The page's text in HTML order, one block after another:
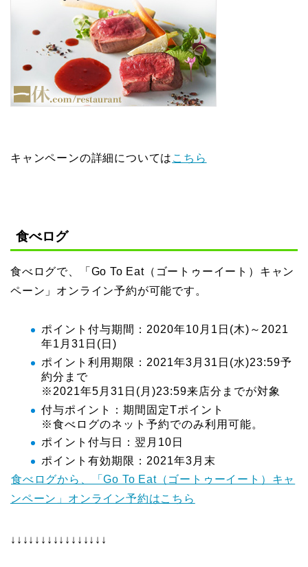
キャンペーンの詳細については こちら
食べログ
食べログで、「Go To Eat（ゴートゥーイート）キャン
ペーン」オンライン予約が可能です。
ポイント付与期間：2020年10月1日(木)～2021
年1月31日(日)
ポイント利用期限：2021年3月31日(水)23:59予
約分まで
※2021年5月31日(月)23:59来店分までが対象
付与ポイント：期間固定Tポイント
※食べログのネット予約でのみ利用可能。
ポイント付与日：翌月10日
ポイント有効期限：2021年3月末
食べログから、「Go To Eat（ゴートゥーイート）キャ
ンペーン」オンライン予約はこちら
↓↓↓↓↓↓↓↓↓↓↓↓↓↓↓↓